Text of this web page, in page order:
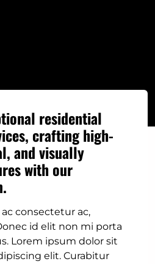
residential
crafting high-
and visually
with our
consectetur ac,
id elit non mi porta
Lorem ipsum dolor sit
elit. Curabitur